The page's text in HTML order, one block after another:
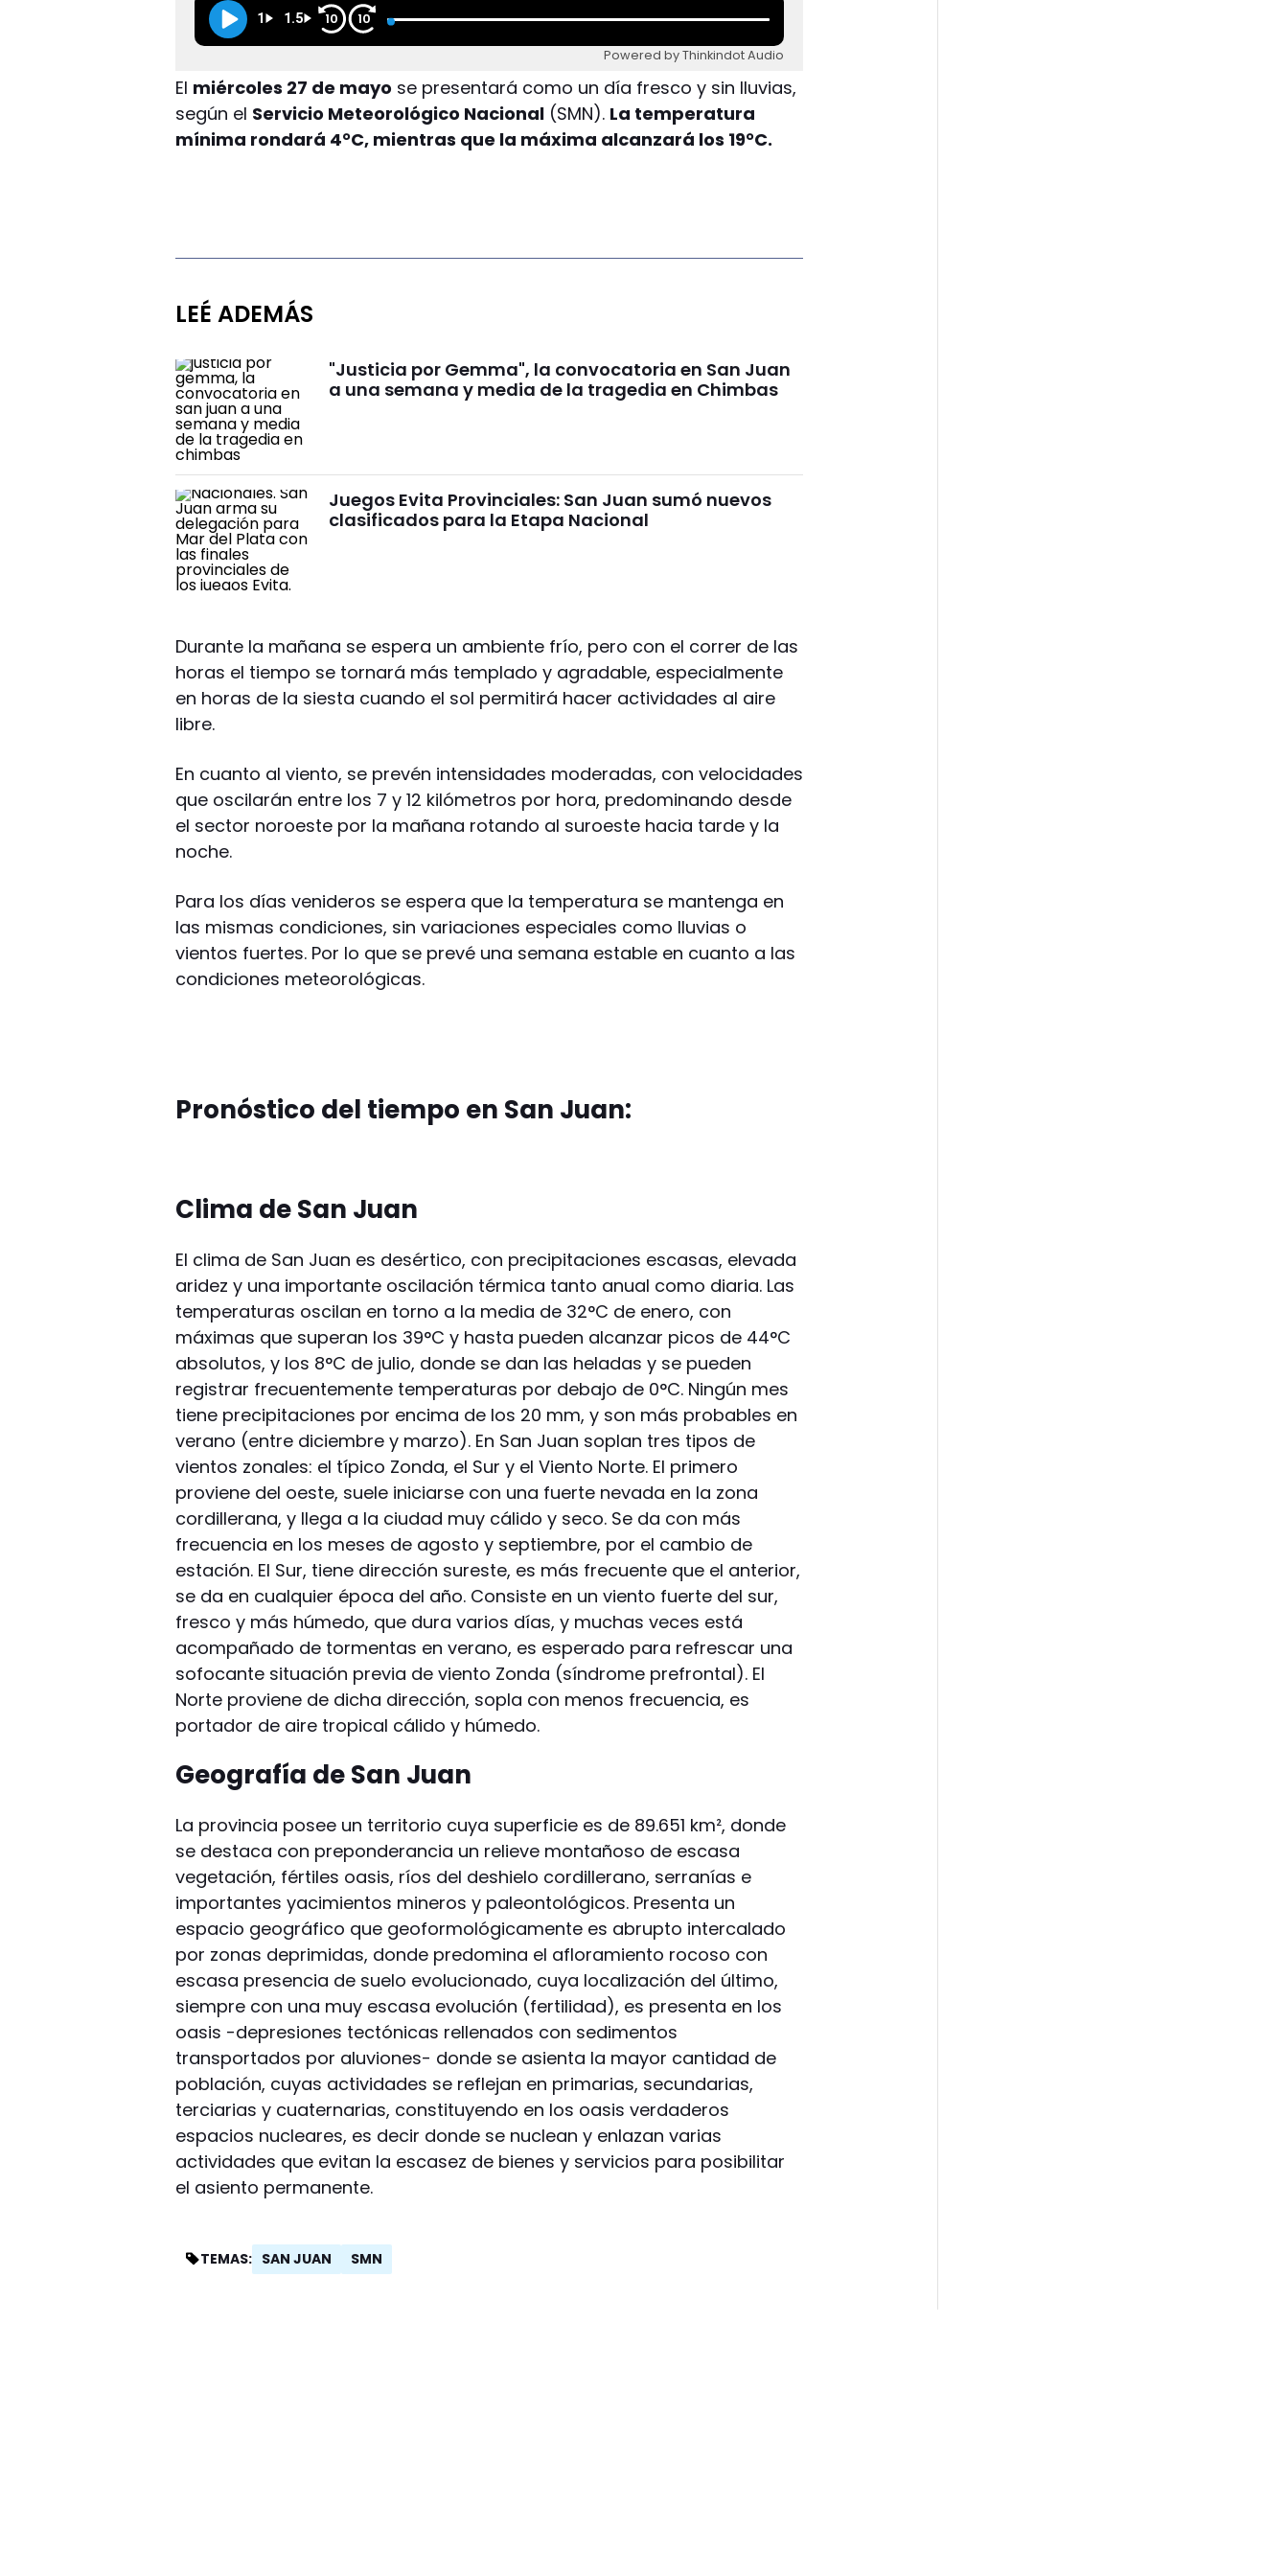
1 1.5 10 10
Powered by Thinkindot Audio
El miércoles 27 de mayo se presentará como un día fresco y sin lluvias,
según el Servicio Meteorológico Nacional (SMN). La temperatura
mínima rondará 4°C, mientras que la máxima alcanzará los 19°C.
LEÉ ADEMÁS
"Justicia por Gemma", la convocatoria en San Juan
a una semana y media de la tragedia en Chimbas
Juegos Evita Provinciales: San Juan sumó nuevos
clasificados para la Etapa Nacional
Durante la mañana se espera un ambiente frío, pero con el correr de las
horas el tiempo se tornará más templado y agradable, especialmente
en horas de la siesta cuando el sol permitirá hacer actividades al aire
libre.
En cuanto al viento, se prevén intensidades moderadas, con velocidades
que oscilarán entre los 7 y 12 kilómetros por hora, predominando desde
el sector noroeste por la mañana rotando al suroeste hacia tarde y la
noche.
Para los días venideros se espera que la temperatura se mantenga en
las mismas condiciones, sin variaciones especiales como lluvias o
vientos fuertes. Por lo que se prevé una semana estable en cuanto a las
condiciones meteorológicas.
Pronóstico del tiempo en San Juan:
Clima de San Juan
El clima de San Juan es desértico, con precipitaciones escasas, elevada
aridez y una importante oscilación térmica tanto anual como diaria. Las
temperaturas oscilan en torno a la media de 32°C de enero, con
máximas que superan los 39°C y hasta pueden alcanzar picos de 44°C
absolutos, y los 8°C de julio, donde se dan las heladas y se pueden
registrar frecuentemente temperaturas por debajo de 0°C. Ningún mes
tiene precipitaciones por encima de los 20 mm, y son más probables en
verano (entre diciembre y marzo). En San Juan soplan tres tipos de
vientos zonales: el típico Zonda, el Sur y el Viento Norte. El primero
proviene del oeste, suele iniciarse con una fuerte nevada en la zona
cordillerana, y llega a la ciudad muy cálido y seco. Se da con más
frecuencia en los meses de agosto y septiembre, por el cambio de
estación. El Sur, tiene dirección sureste, es más frecuente que el anterior,
se da en cualquier época del año. Consiste en un viento fuerte del sur,
fresco y más húmedo, que dura varios días, y muchas veces está
acompañado de tormentas en verano, es esperado para refrescar una
sofocante situación previa de viento Zonda (síndrome prefrontal). El
Norte proviene de dicha dirección, sopla con menos frecuencia, es
portador de aire tropical cálido y húmedo.
Geografía de San Juan
La provincia posee un territorio cuya superficie es de 89.651 km², donde
se destaca con preponderancia un relieve montañoso de escasa
vegetación, fértiles oasis, ríos del deshielo cordillerano, serranías e
importantes yacimientos mineros y paleontológicos. Presenta un
espacio geográfico que geoformológicamente es abrupto intercalado
por zonas deprimidas, donde predomina el afloramiento rocoso con
escasa presencia de suelo evolucionado, cuya localización del último,
siempre con una muy escasa evolución (fertilidad), es presenta en los
oasis -depresiones tectónicas rellenados con sedimentos
transportados por aluviones- donde se asienta la mayor cantidad de
población, cuyas actividades se reflejan en primarias, secundarias,
terciarias y cuaternarias, constituyendo en los oasis verdaderos
espacios nucleares, es decir donde se nuclean y enlazan varias
actividades que evitan la escasez de bienes y servicios para posibilitar
el asiento permanente.
TEMAS: SAN JUAN SMN